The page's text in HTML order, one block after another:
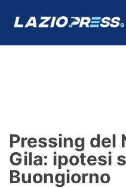
Formello
Infortuni
Pressing del
Gila: ipotesi
Buongiorno